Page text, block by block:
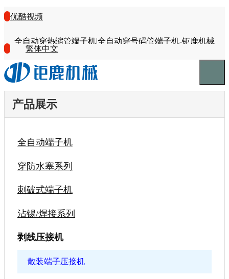
优酷视频
全自动穿热缩管端子机|全自动穿号码管端子机-钜鹿机械
繁体中文
产品展示
全自动端子机
穿防水塞系列
刺破式端子机
沾锡/焊接系列
剥线压接机
散装端子压接机